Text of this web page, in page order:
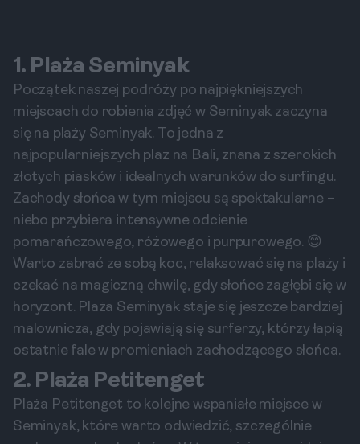
1. Plaża Seminyak
Początek naszej podróży po najpiękniejszych
miejscach do robienia zdjęć w Seminyak zaczyna
się na plaży Seminyak. To jedna z
najpopularniejszych plaż na Bali, znana z szerokich
złotych piasków i idealnych warunków do surfingu.
Zachody słońca w tym miejscu są spektakularne –
niebo przybiera intensywne odcienie
pomarańczowego, różowego i purpurowego. 😊
Warto zabrać ze sobą koc, relaksować się na plaży i
czekać na magiczną chwilę, gdy słońce zagłębi się w
horyzont. Plaża Seminyak staje się jeszcze bardziej
malownicza, gdy pojawiają się surferzy, którzy łapią
ostatnie fale w promieniach zachodzącego słońca.
2. Plaża Petitenget
Plaża Petitenget to kolejne wspaniałe miejsce w
Seminyak, które warto odwiedzić, szczególnie